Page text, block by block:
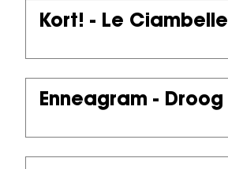
Kort! - Le Ciambelle
Enneagram - Droog